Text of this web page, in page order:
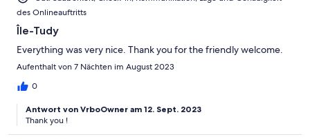
des Onlineauftritts
Île-Tudy
Everything was very nice. Thank you for the friendly welcome.
Aufenthalt von 7 Nächten im August 2023
0
Antwort von VrboOwner am 12. Sept. 2023
Thank you !